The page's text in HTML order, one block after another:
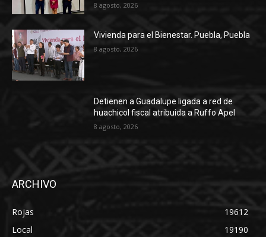
8 agosto, 2026
Vivienda para el Bienestar. Puebla, Puebla
8 agosto, 2026
Detienen a Guadalupe ligada a red de
huachicol fiscal atribuida a Ruffo Apel
8 agosto, 2026
ARCHIVO
Rojas
19612
Local
19190